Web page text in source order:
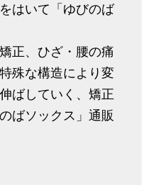
はいて「ゆびのば
正、ひざ・腰の痛
殊な構造により変
ばしていく、矯正
ばソックス」通販